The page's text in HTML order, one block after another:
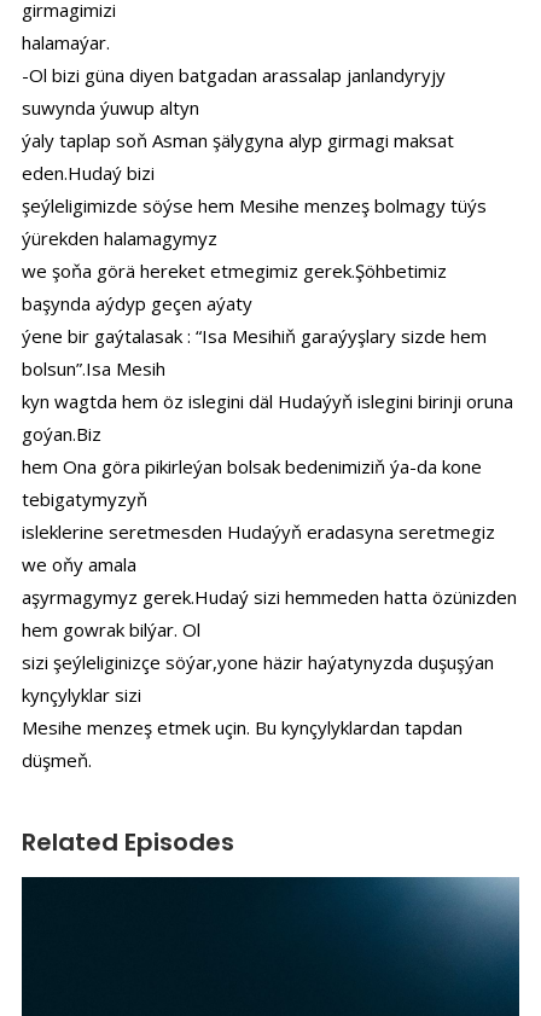
girmagimizi
halamaýar.
-Ol bizi güna diyen batgadan arassalap janlandyryjy
suwynda ýuwup altyn
ýaly taplap soň Asman şälygyna alyp girmagi maksat
eden.Hudaý bizi
şeýleligimizde söýse hem Mesihe menzeş bolmagy tüýs
ýürekden halamagymyz
we şoňa görä hereket etmegimiz gerek.Şöhbetimiz
başynda aýdyp geçen aýaty
ýene bir gaýtalasak : “Isa Mesihiň garaýyşlary sizde hem
bolsun”.Isa Mesih
kyn wagtda hem öz islegini däl Hudaýyň islegini birinji oruna
goýan.Biz
hem Ona göra pikirleýan bolsak bedenimiziň ýa-da kone
tebigatymyzyň
isleklerine seretmesden Hudaýyň eradasyna seretmegiz
we oňy amala
aşyrmagymyz gerek.Hudaý sizi hemmeden hatta özünizden
hem gowrak bilýar. Ol
sizi şeýleliginizçe söýar,yone häzir haýatynyzda duşuşýan
kynçylyklar sizi
Mesihe menzeş etmek uçin. Bu kynçylyklardan tapdan
düşmeň.
Related Episodes